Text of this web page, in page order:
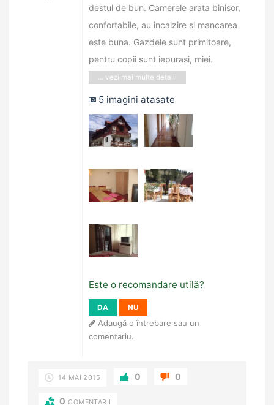
destul de bun. Camerele arata binisor,
confortabile, au incalzire si mancarea
este buna. Gazdele sunt primitoare,
pentru copii sunt iepurasi, miei.
... vezi mai multe detalii
5 imagini atasate
Este o recomandare utilă?
DA NU
Adaugă o întrebare sau un
comentariu.
14 MAI 2015 0 0
0 COMENTARII